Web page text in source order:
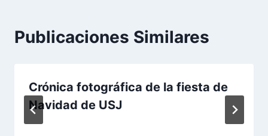
Publicaciones Similares
Crónica fotográfica de la fiesta de
Navidad de USJ